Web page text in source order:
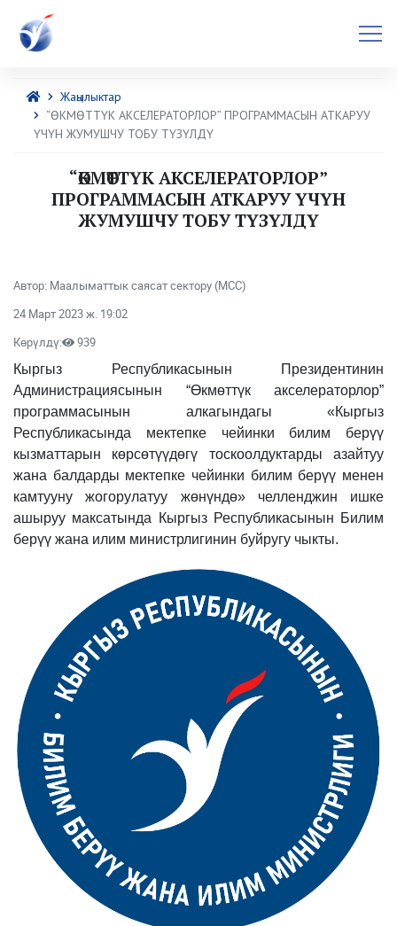
Жаңылыктар
“ӨКМӨТТҮК АКСЕЛЕРАТОРЛОР” ПРОГРАММАСЫН АТКАРУУ
ҮЧҮН ЖУМУШЧУ ТОБУ ТҮЗҮЛДҮ
“ӨКМӨТТҮК АКСЕЛЕРАТОРЛОР”
ПРОГРАММАСЫН АТКАРУУ ҮЧҮН
ЖУМУШЧУ ТОБУ ТҮЗҮЛДҮ
Автор: Маалыматтык саясат сектору (МСС)
24 Март 2023 ж. 19:02
Көрүлдү:
939
Кыргыз Республикасынын Президентинин
Администрациясынын “Өкмөттүк акселераторлор”
программасынын алкагындагы «Кыргыз
Республикасында мектепке чейинки билим берүү
кызматтарын көрсөтүүдөгү тоскоолдуктарды азайтуу
жана балдарды мектепке чейинки билим берүү менен
камтууну жогорулатуу жөнүндө» челленджин ишке
ашыруу максатында Кыргыз Республикасынын Билим
берүү жана илим министрлигинин буйругу чыкты.